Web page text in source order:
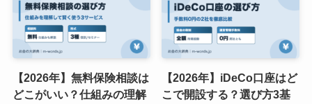
【2026年】無料保険相談は
どこがいい？仕組みの理解
【2026年】iDeCo口座はど
こで開設する？選び方3基